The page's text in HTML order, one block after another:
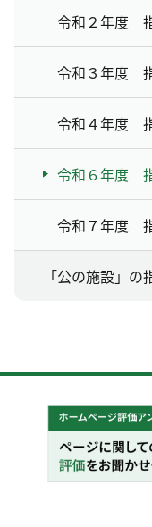
令和２年度
令和３年度
令和４年度
令和６年度
令和７年度
「公の施設」